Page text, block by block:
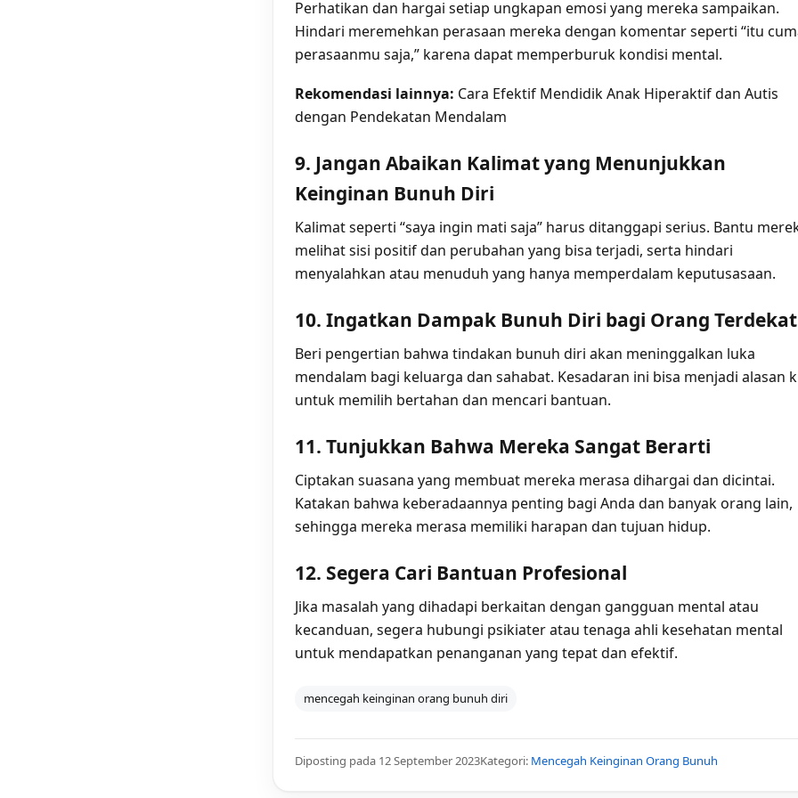
Perhatikan dan hargai setiap ungkapan emosi yang mereka sampaikan.
Hindari meremehkan perasaan mereka dengan komentar seperti “itu
perasaanmu saja,” karena dapat memperburuk kondisi mental.
Rekomendasi lainnya: Cara Efektif Mendidik Anak Hiperaktif dan Autis
dengan Pendekatan Mendalam
9. Jangan Abaikan Kalimat yang Menunjukkan
Keinginan Bunuh Diri
Kalimat seperti “saya ingin mati saja” harus ditanggapi serius. Bantu
melihat sisi positif dan perubahan yang bisa terjadi, serta hindari
menyalahkan atau menuduh yang hanya memperdalam keputusasaan.
10. Ingatkan Dampak Bunuh Diri bagi Orang Terdekat
Beri pengertian bahwa tindakan bunuh diri akan meninggalkan luka
mendalam bagi keluarga dan sahabat. Kesadaran ini bisa menjadi alasan
untuk memilih bertahan dan mencari bantuan.
11. Tunjukkan Bahwa Mereka Sangat Berarti
Ciptakan suasana yang membuat mereka merasa dihargai dan dicintai.
Katakan bahwa keberadaannya penting bagi Anda dan banyak orang lain,
sehingga mereka merasa memiliki harapan dan tujuan hidup.
12. Segera Cari Bantuan Profesional
Jika masalah yang dihadapi berkaitan dengan gangguan mental atau
kecanduan, segera hubungi psikiater atau tenaga ahli kesehatan mental
untuk mendapatkan penanganan yang tepat dan efektif.
mencegah keinginan orang bunuh diri
Diposting pada 12 September 2023Kategori: Mencegah Keinginan Orang Bunuh